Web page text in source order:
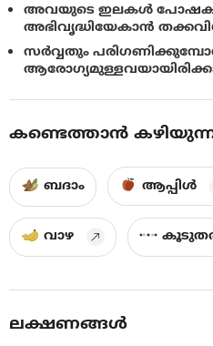
അവയുടെ ഇലകൾ
അഭിവൃദ്ധിയേകാന്‍
സര്‍വ്വതും
കണ്ടെത്താൻ കഴിയുന്ന
ബദാം ആപ്പിൾ
വാഴ
ലക്ഷണങ്ങൾ